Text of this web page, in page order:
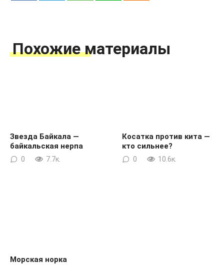
Похожие материалы
Звезда Байкала —
байкальская нерпа
0 7.7к.
Косатка против кита —
кто сильнее?
0 10.6к.
Морская норка